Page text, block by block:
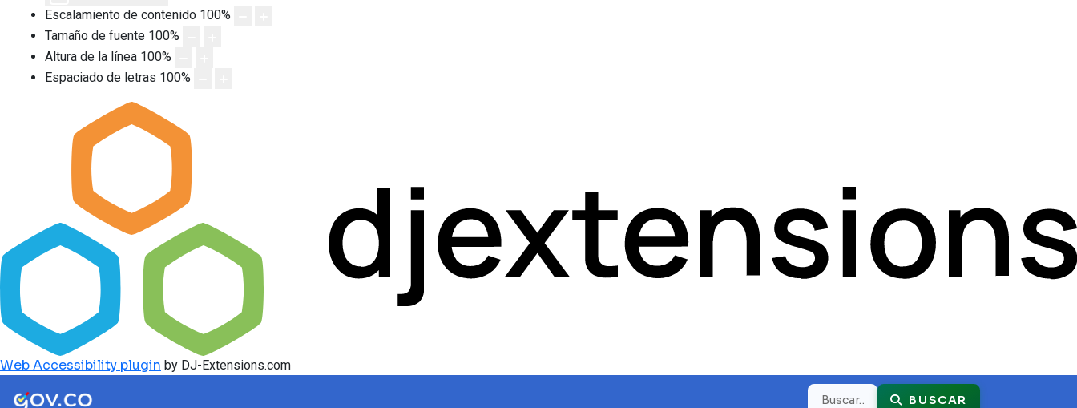
Escalamiento de contenido 100%
Tamaño de fuente 100%
Altura de la línea 100%
Espaciado de letras 100%
Web Accessibility plugin by DJ-Extensions.com
Buscar BUSCAR